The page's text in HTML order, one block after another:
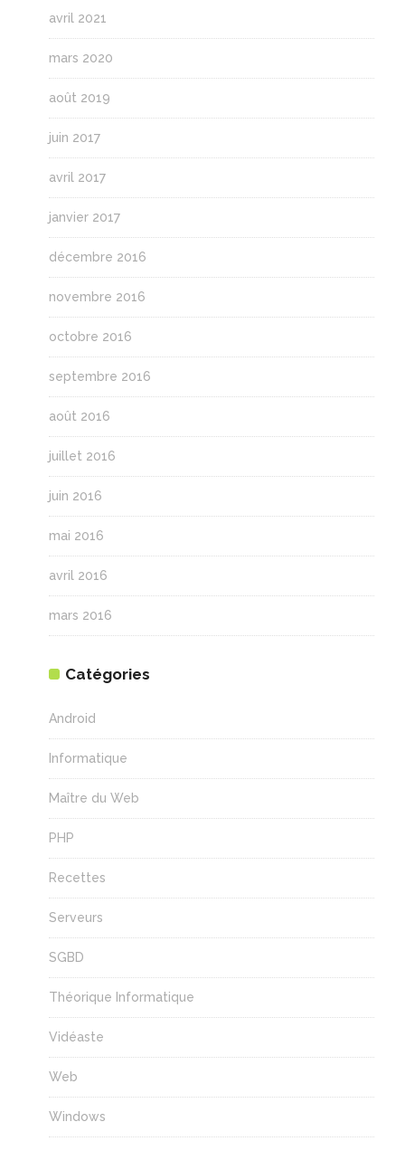
avril 2021
mars 2020
août 2019
juin 2017
avril 2017
janvier 2017
décembre 2016
novembre 2016
octobre 2016
septembre 2016
août 2016
juillet 2016
juin 2016
mai 2016
avril 2016
mars 2016
Catégories
Android
Informatique
Maître du Web
PHP
Recettes
Serveurs
SGBD
Théorique Informatique
Vidéaste
Web
Windows